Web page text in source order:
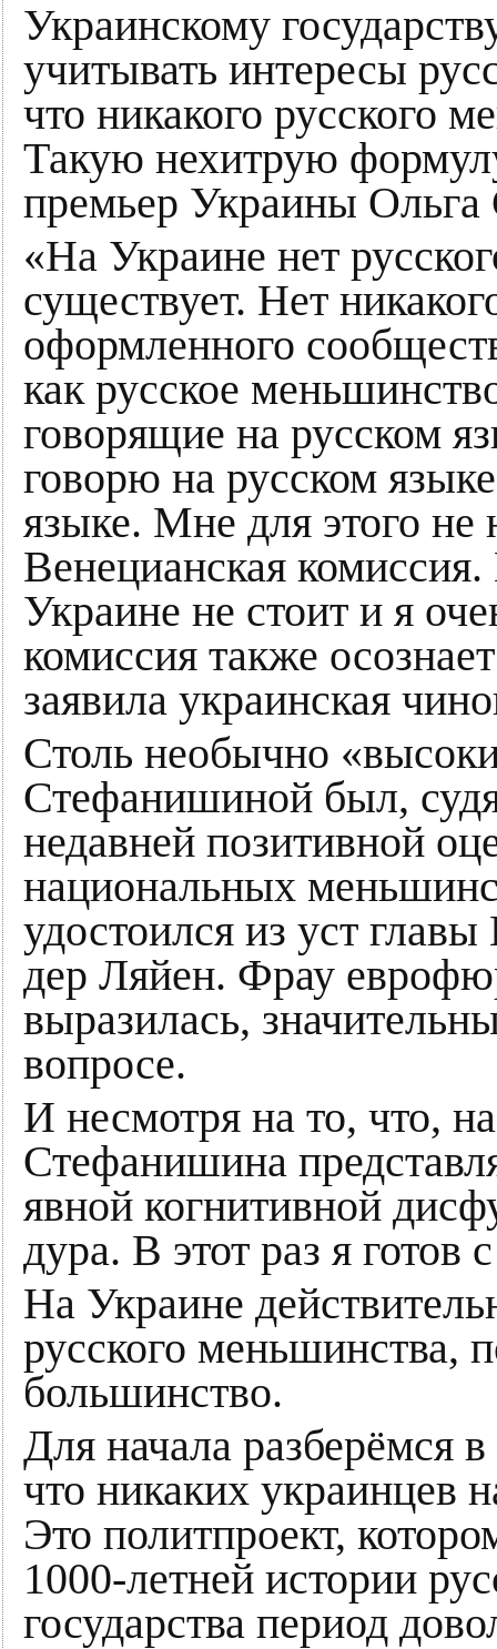
Украинскому
учитывать интересы
что никакого русского
Такую нехитрую
премьер Украины
«На Украине нет
существует. Нет
оформленного
как русское
говорящие на русском
говорю на русском
языке. Мне для этого
Венецианская
Украине не стоит и я
комиссия также
заявила украинская
Столь необычно
Стефанишиной был,
недавней позитивной
национальных
удостоился из уст
дер Ляйен. Фрау
выразилась,
вопросе.
И несмотря на то, что,
Стефанишина
явной когнитивной
дура. В этот раз я готов
На Украине
русского меньшинства,
большинство.
Для начала разберёмся
что никаких украинцев
Это политпроект,
1000-летней истории
государства период